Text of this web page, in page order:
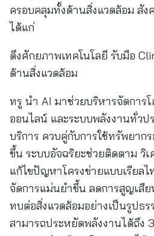
ครอบคลุมทั้งด้านสิ่งแวดล้อม สัง
ได้แก่
ดึงศักยภาพเทคโนโลยี รับมือ
ด้านสิ่งแวดล้อม
ทรู นำ AI มาช่วยบริหารจัดการ
ออนไลน์ และระบบพลังงานทั่ว
บริการ ควบคู่กับการใช้ทรัพยาก
ขึ้น ระบบอัจฉริยะช่วยติดตาม วิ
แก้ไขปัญหาโครงข่ายแบบเรียล
จัดการแม่นยำขึ้น ลดการสูญเสี
ทบต่อสิ่งแวดล้อมอย่างเป็นรูปธ
สามารถประหยัดพลังงานได้ถึง